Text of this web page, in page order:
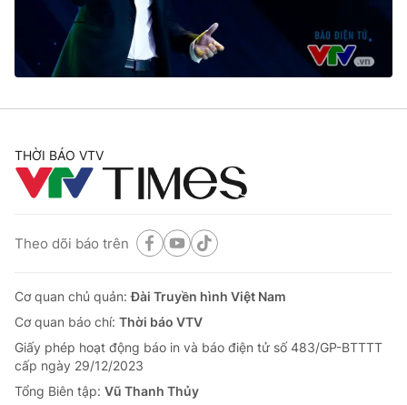
Thế giới đó đây
Câu chuyện quốc tế
Tài chính
Thị trường
Góc doanh nghiệp
Dữ liệu và đời sống
Truyền hình
Phim VTV
Hậu trường
Giải sao mai
Giải trí
Điện ảnh
Âm nhạc
Du lịch
Làm đẹp
Chất lượng cuộc sống
Tuyển sinh
Học trực tuyến
Công nghệ
Hitech Công nghệ tương lai
Sản phẩm
Giao lưu trực tuyến
THỜI BÁO VTV
Theo dõi báo trên
Cơ quan chủ quản:Đài Truyền hình Việt Nam
Cơ quan báo chí: Thời báo VTV
Giấy phép hoạt động báo in và báo điện tử số 483/GP-BTTTT
cấp ngày 29/12/2023
Tổng Biên tập: Vũ Thanh Thủy